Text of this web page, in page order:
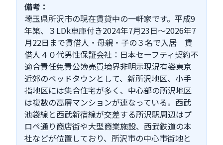
備考：
埼玉県所沢市の現在賃貸中の一軒家です。平成9
年築、３LDk車庫付き2024年7月23日～2026年7
月22日まで賃借人・母親・子の３名で入居 賃
借人４０代男性保証会社：日本セーフティ契約不
適合責任免責公簿売買境界非明示現況有姿東京
近郊のベッドタウンとして、新所沢地区、小手
指地区には集合住宅が多く、中心部の所沢地区
は複数の高層マンションが連なっている。西武
池袋線と西武新宿線が交差する所沢駅周辺はプ
ロペ通り商店街や大型商業施設、西武鉄道の本
社などが位置しており、所沢市の中心市街地と